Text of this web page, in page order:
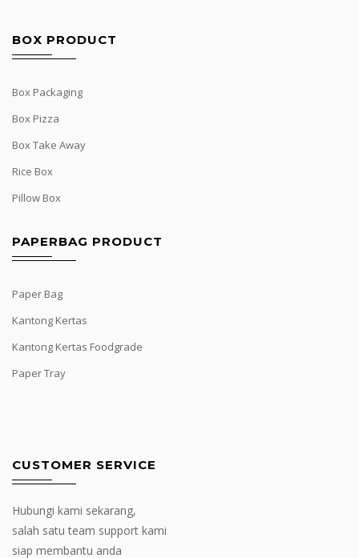
BOX PRODUCT
Box Packaging
Box Pizza
Box Take Away
Rice Box
Pillow Box
PAPERBAG PRODUCT
Paper Bag
Kantong Kertas
Kantong Kertas Foodgrade
Paper Tray
CUSTOMER SERVICE
Hubungi kami sekarang,
salah satu team support kami
siap membantu anda